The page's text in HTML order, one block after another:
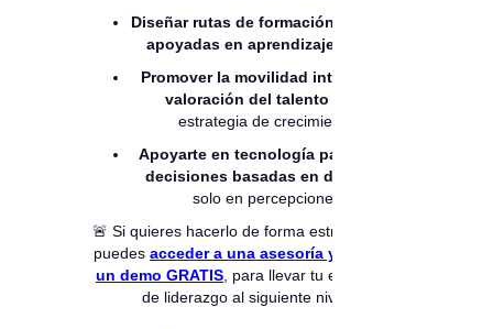
Diseñar rutas de formación continua
apoyadas en aprendizaje digital
Promover la movilidad interna y la
valoración del talento
estrategia de crecimiento.
Apoyarte en tecnología para tomar
decisiones basadas en datos
solo en percepciones.
🚨 Si quieres hacerlo de forma estructurada,
puedes acceder a una asesoría y adquirir
un demo GRATIS para llevar tu estrategia
de liderazgo al siguiente nivel.